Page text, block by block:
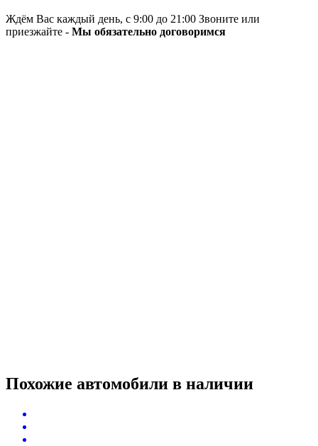
Ждём Вас каждый день, с 9:00 до 21:00 Звоните или
приезжайте - Мы обязательно договоримся
Похожие автомобили в наличии